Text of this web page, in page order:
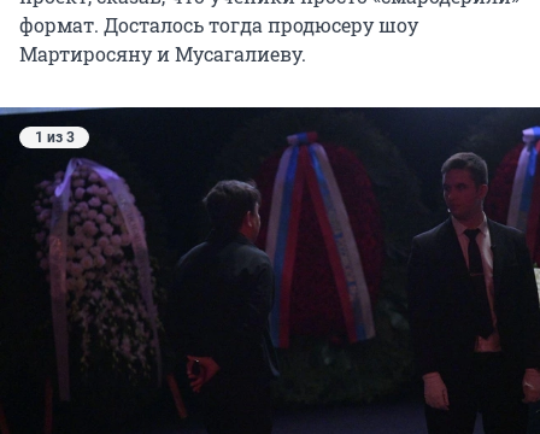
формат. Досталось тогда продюсеру шоу
Мартиросяну и Мусагалиеву.
1 из 3